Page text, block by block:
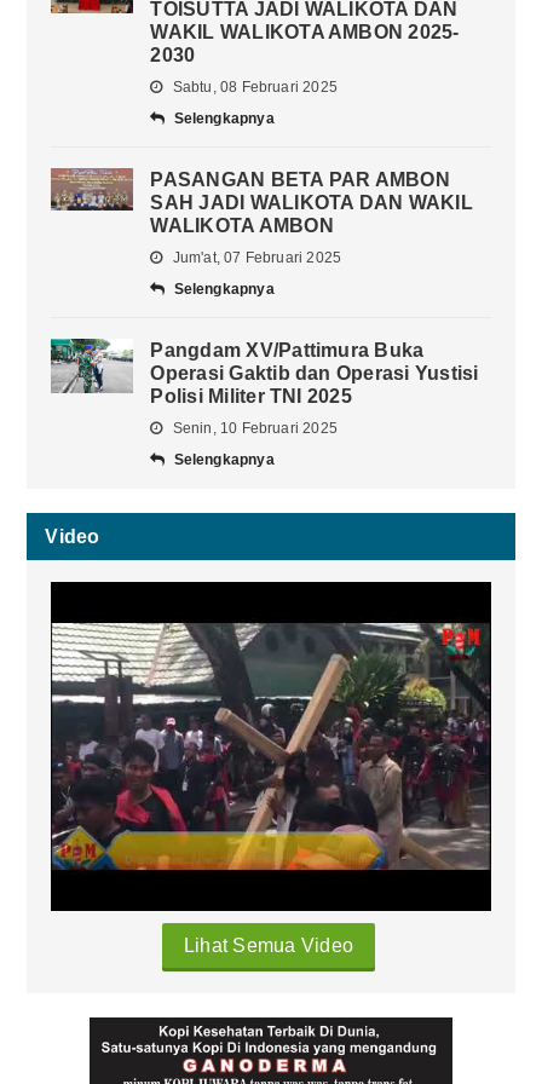
TOISUTTA JADI WALIKOTA DAN
WAKIL WALIKOTA AMBON 2025-
2030
Sabtu, 08 Februari 2025
Selengkapnya
PASANGAN BETA PAR AMBON
SAH JADI WALIKOTA DAN WAKIL
WALIKOTA AMBON
Jum'at, 07 Februari 2025
Selengkapnya
Pangdam XV/Pattimura Buka
Operasi Gaktib dan Operasi Yustisi
Polisi Militer TNI 2025
Senin, 10 Februari 2025
Selengkapnya
Video
Lihat Semua Video